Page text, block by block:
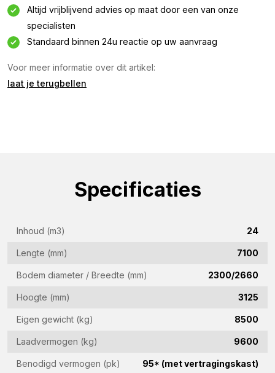
Altijd vrijblijvend advies op maat door een van onze
specialisten
Standaard binnen 24u reactie op uw aanvraag
Voor meer informatie over dit artikel:
laat je terugbellen
Specificaties
Inhoud (m3) 24
Lengte (mm) 7100
Bodem diameter / Breedte (mm) 2300/2660
Hoogte (mm) 3125
Eigen gewicht (kg) 8500
Laadvermogen (kg) 9600
Benodigd vermogen (pk) 95* (met vertragingskast)
Informatie aanvragen
Geïnteresseerd in deze machine? Neem contact op